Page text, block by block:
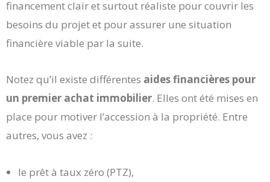
financement clair et surtout réaliste pour couvrir les
besoins du projet et pour assurer une situation
financière viable par la suite.
Notez qu’il existe différentes aides financières pour
un premier achat immobilier. Elles ont été mises en
place pour motiver l’accession à la propriété. Entre
autres, vous avez :
le prêt à taux zéro (PTZ),